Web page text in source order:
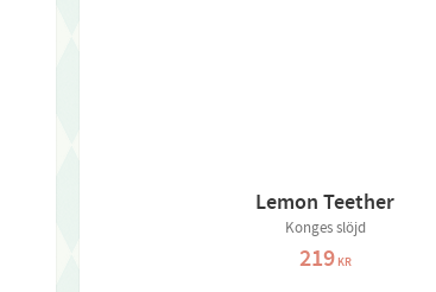
Lemon Teether
Konges slöjd
219KR